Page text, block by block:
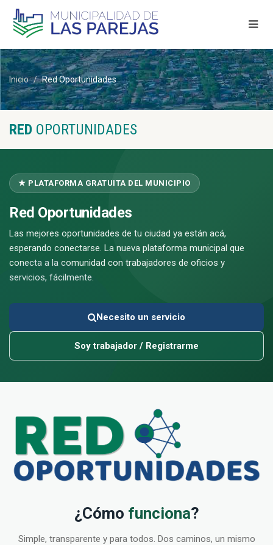
Inicio Red Oportunidades
RED OPORTUNIDADES
★ PLATAFORMA GRATUITA DEL MUNICIPIO
Red Oportunidades
Las mejores oportunidades de tu ciudad ya están acá,
esperando conectarse. La nueva plataforma municipal que
conecta a la comunidad con trabajadores de oficios y
servicios, fácilmente.
Necesito un servicio
Soy trabajador / Registrarme
¿Cómo funciona?
Simple, transparente y para todos. Dos caminos, un mismo